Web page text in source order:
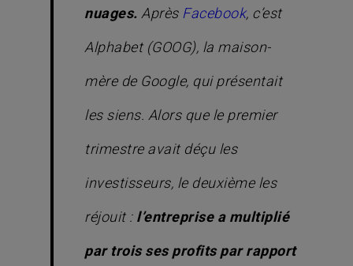
nuages. Après Facebook, c’est
Alphabet (GOOG), la maison-
mère de Google, qui présentait
les siens. Alors que le premier
trimestre avait déçu les
investisseurs, le deuxième les
réjouit : l’entreprise a multiplié
par trois ses profits par rapport